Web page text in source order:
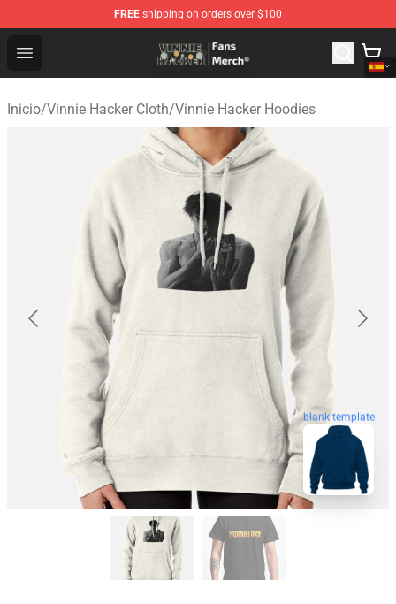
FREE shipping on orders over $100
Open menu
Vinnie Hacker Store - Official Vinnie Hacker Merchandise
Inicio/Vinnie Hacker Cloth/Vinnie Hacker Hoodies
blank template